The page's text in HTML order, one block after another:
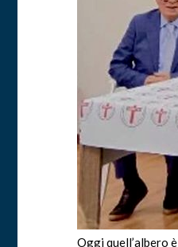
Oggi quell’albero